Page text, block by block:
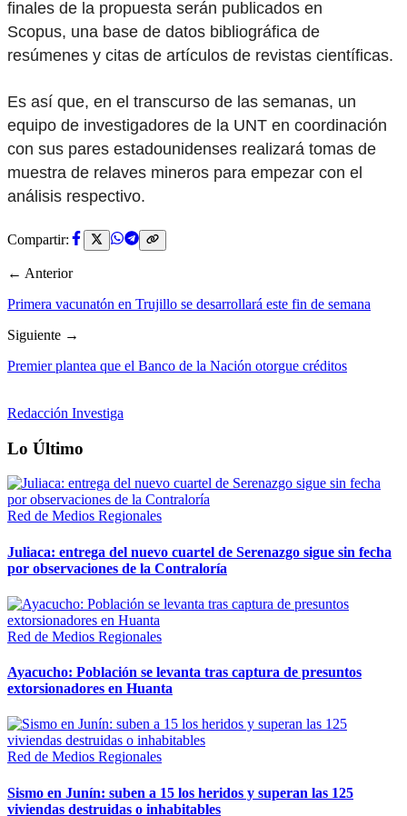
finales de la propuesta serán publicados en
Scopus, una base de datos bibliográfica de
resúmenes y citas de artículos de revistas científicas.
Es así que, en el transcurso de las semanas, un
equipo de investigadores de la UNT en coordinación
con sus pares estadounidenses realizará tomas de
muestra de relaves mineros para empezar con el
análisis respectivo.
Compartir:
← Anterior
Primera vacunatón en Trujillo se desarrollará este fin de semana
Siguiente →
Premier plantea que el Banco de la Nación otorgue créditos
Redacción Investiga
Lo Último
Red de Medios Regionales
Juliaca: entrega del nuevo cuartel de Serenazgo sigue sin fecha
por observaciones de la Contraloría
Red de Medios Regionales
Ayacucho: Población se levanta tras captura de presuntos
extorsionadores en Huanta
Red de Medios Regionales
Sismo en Junín: suben a 15 los heridos y superan las 125
viviendas destruidas o inhabitables